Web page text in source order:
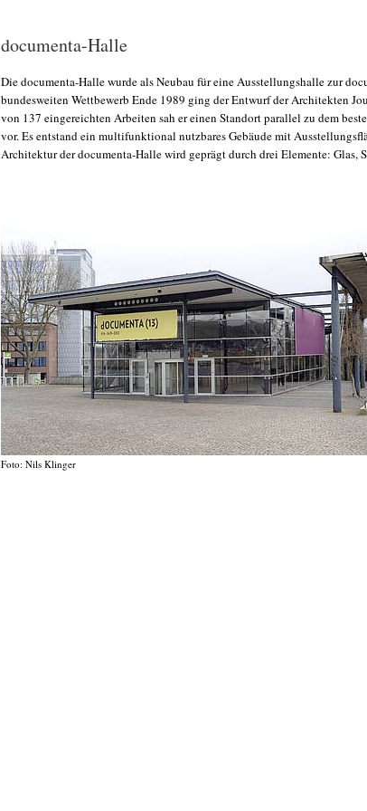
documenta-Halle
Die documenta-Halle wurde als Neubau für eine Ausstellungshalle zur
bundesweiten Wettbewerb Ende 1989 ging der Entwurf der Architekten
von 137 eingereichten Arbeiten sah er einen Standort parallel zu dem
vor. Es entstand ein multifunktional nutzbares Gebäude mit
Architektur der documenta-Halle wird geprägt durch drei Elemente: Glas,
Foto: Nils Klinger